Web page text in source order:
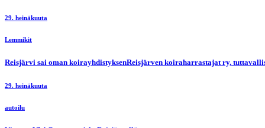
29. heinäkuuta
Lemmikit
Reisjärvi sai oman koirayhdistyksenReisjärven koiraharrastajat ry,
29. heinäkuuta
autoilu